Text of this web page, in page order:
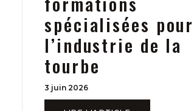
spécialisées pour
l’industrie de la
tourbe
3 juin 2026